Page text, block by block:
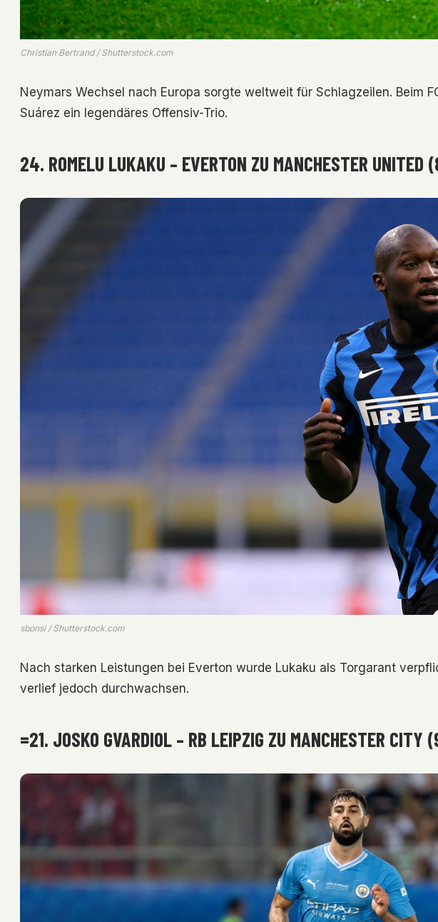
Christian Bertrand / Shutterstock.com
Neymars Wechsel nach Europa sorgte weltweit für Schlagzeilen. Beim
Suárez ein legendäres Offensiv-Trio.
24. ROMELU LUKAKU – EVERTON ZU MANCHESTER
sbonsi / Shutterstock.com
Nach starken Leistungen bei Everton wurde Lukaku als Torgarant
verlief jedoch durchwachsen.
=21. JOSKO GVARDIOL – RB LEIPZIG ZU MANCHESTER